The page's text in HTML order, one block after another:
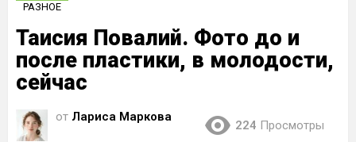
РАЗНОЕ
Таисия Повалий. Фото до и
после пластики, в молодости,
сейчас
от Лариса Маркова
224 Просмотры